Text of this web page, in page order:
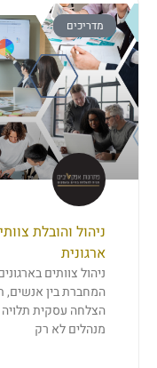
מדריכים
ניהול והובלת
ארגונית
ניהול צוותים
המחברת בין אנשים,
הצלחה עסקית תלויה
מנהלים לא רק